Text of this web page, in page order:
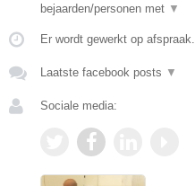
bejaarden/personen met ▼
Er wordt gewerkt op afspraak.
Laatste facebook posts ▼
Sociale media: